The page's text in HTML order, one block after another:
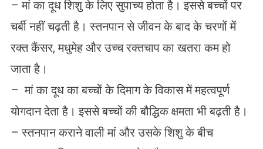
– मां का दूध शिशु के लिए सुपाच्य होता है। इससे बच्चों पर
चर्बी नहीं चढ़ती है। स्तनपान से जीवन के बाद के चरणों में
रक्त कैंसर, मधुमेह और उच्च रक्तचाप का खतरा कम हो
जाता है।
– मां का दूध का बच्चों के दिमाग के विकास में महत्वपूर्ण
योगदान देता है। इससे बच्चों की बौद्धिक क्षमता भी बढ़ती है।
– स्तनपान कराने वाली मां और उसके शिशु के बीच